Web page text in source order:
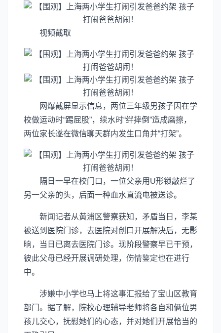
视频截取
网爆截屏显示信息，两位三年级男孩子因在学
校做运动时“踢屁股”，续水时“绊摔倒”造成磨擦，
两位家长遂在微信聊天群内发生口角并“打架”。
隔日一早在校门口，一位父亲用U形锁敲烂了
另一父亲的头，后面一种血水直流电被送诊。
新闻记者从黄浦区警察获知，矛盾当日，李某
被送到医院门诊，去医院对创口开展解决后，无影
晌，当日已离去医院门诊。现阶段警察早已干预，
彼此父母已经开展调研处理，伤情鉴定也在进行
中。
涉嫌中小学也马上将这事汇报给了宝山区教育
部门。据了解，院校心理辅导老师将各自和俩位男
孩儿交心，抚慰她们的心态，并对她们开展恰当的